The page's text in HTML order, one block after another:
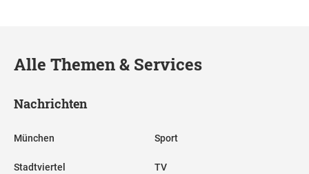
Alle Themen & Services
Nachrichten
München
Stadtviertel
Sport
TV